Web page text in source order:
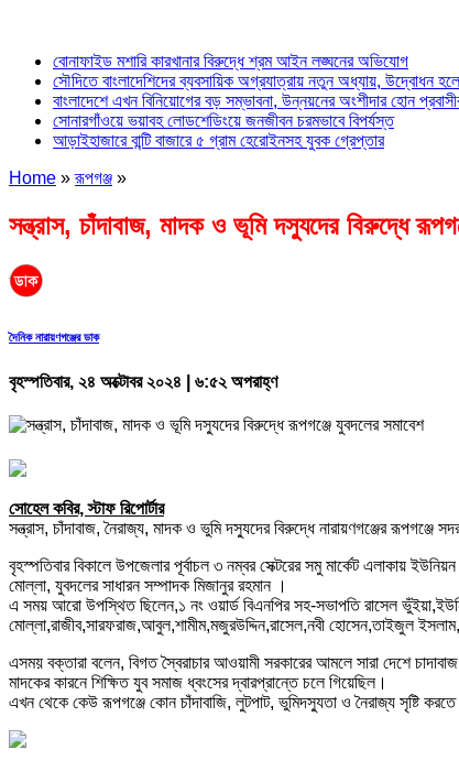
বোনাফাইড মশারি কারখানার বিরুদ্ধে শ্রম আইন লঙ্ঘনের অভিযোগ
সৌদিতে বাংলাদেশিদের ব্যবসায়িক অগ্রযাত্রায় নতুন অধ্যায়, উদ্বোধন হলো
বাংলাদেশে এখন বিনিয়োগের বড় সম্ভাবনা, উন্নয়নের অংশীদার হোন
সোনারগাঁওয়ে ভয়াবহ লোডশেডিংয়ে জনজীবন চরমভাবে বিপর্যস্ত
আড়াইহাজারে বান্টি বাজারে ৫ গ্রাম হেরোইনসহ যুবক গ্রেপ্তার
Home »রূপগঞ্জ »
সন্ত্রাস, চাঁদাবাজ, মাদক ও ভূমি দস্যুদের বিরুদ্ধে
দৈনিক নারায়ণগঞ্জের ডাক
বৃহস্পতিবার, ২৪ অক্টোবর ২০২৪ | ৬:৫২ অপরাহ্ণ
সোহেল কবির, স্টাফ রিপোর্টার
সন্ত্রাস, চাঁদাবাজ, নৈরাজ্য, মাদক ও ভুমি দস্যুদের বিরুদ্ধে নারায়ণগঞ্জের রূপগঞ্জে
বৃহস্পতিবার বিকালে উপজেলার পূর্বাচল ৩ নম্বর সেক্টরের সমু মার্কেট এলাকায়
মোল্লা, যুবদলের সাধারন সম্পাদক মিজানুর রহমান ।
এ সময় আরো উপস্থিত ছিলেন,১ নং ওয়ার্ড বিএনপির সহ-সভাপতি রাসেল
মোল্লা,রাজীব,সারফরাজ,আবুল,শামীম,মজুরউদ্দিন,রাসেল,নবী হোসেন,তাইজুল
এসময় বক্তারা বলেন, বিগত স্বৈরাচার আওয়ামী সরকারের আমলে সারা দেশে
মাদকের কারনে শিক্ষিত যুব সমাজ ধ্বংসের দ্বারপ্রান্তে চলে গিয়েছিল।
এখন থেকে কেউ রূপগঞ্জে কোন চাঁদাবাজি, লুটপাট, ভুমিদস্যুতা ও নৈরাজ্য সৃষ্টি